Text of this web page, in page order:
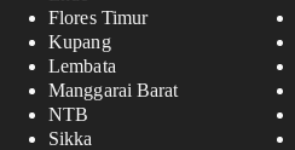
Flores Timur
Kupang
Lembata
Manggarai Barat
NTB
Sikka